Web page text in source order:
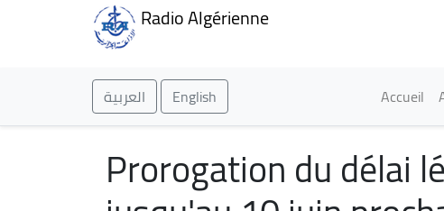
Radio Algérienne
العربية English Accueil
Prorogation du délai